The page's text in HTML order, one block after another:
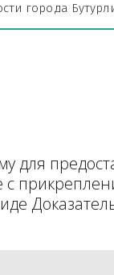
города
для
с